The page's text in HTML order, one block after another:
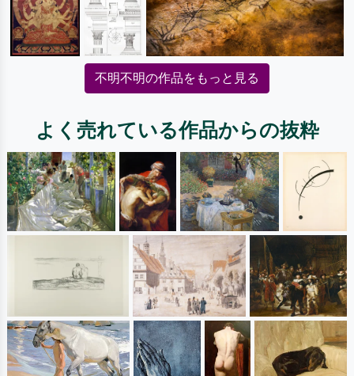
不明不明の作品をもっと見る
よく売れている作品からの抜粋